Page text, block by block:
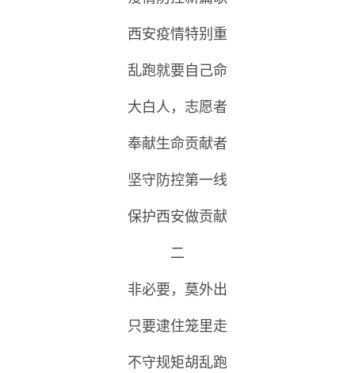
西安疫情特别重
乱跑就要自己命
大白人，志愿者
奉献生命贡献者
坚守防控第一线
保护西安做贡献
二
非必要，莫外出
只要逮住笼里走
不守规矩胡乱跑